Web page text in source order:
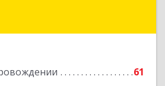
61
обл, Ревда г, Азина ул,